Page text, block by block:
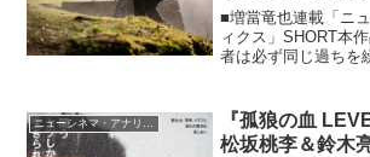
させないための
■増當竜也連載「ニ
ィクス」SHORT本
者は必ず同じ過ちを
ですが、今から75
イツがユダヤ人に対
ニューシネマ・アナリティクス
『孤狼の血
松坂桃李＆鈴木